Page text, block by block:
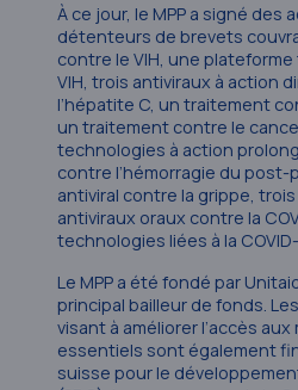
À ce jour, le MPP a signé des
détenteurs de brevets
contre le VIH, une
VIH, trois antiviraux à action
l’hépatite C, un traitement
un traitement contre le
technologies à action
contre l’hémorragie du
antiviral contre la grippe,
antiviraux oraux contre la
technologies liées à la
Le MPP a été fondé par
principal bailleur de fonds.
visant à améliorer l’accès
essentiels sont également
suisse pour le